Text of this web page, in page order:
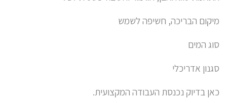
מיקום הבריכה, חשיפה לשמש
סוג המים
סגנון אדריכלי
כאן בדיוק נכנסת העבודה המקצועית.